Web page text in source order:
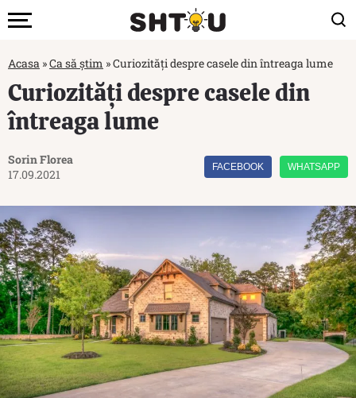
Acasa »Ca să știm »Curiozități despre casele din întreaga lume
Curiozități despre casele din
întreaga lume
Sorin Florea
17.09.2021
FACEBOOK WHATSAPP